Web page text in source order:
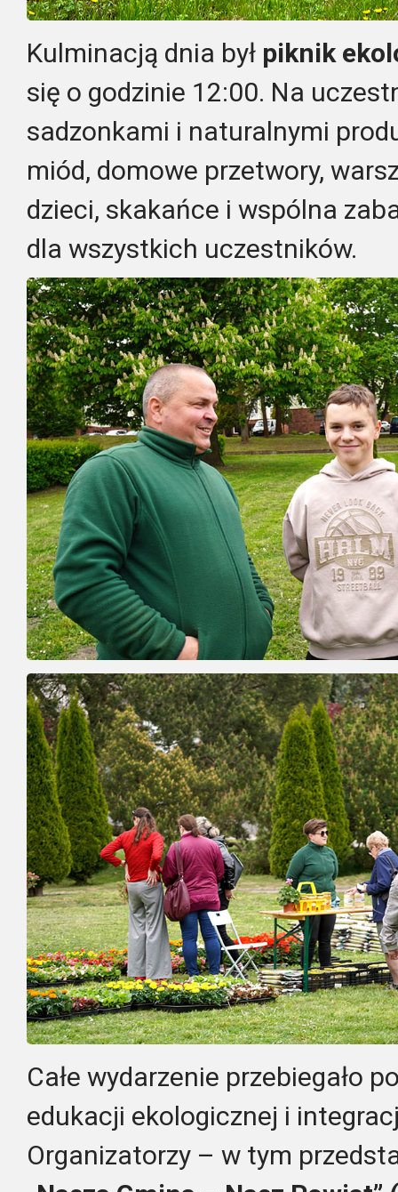
Kulminacją dnia był piknik
się o godzinie 12:00. Na
sadzonkami i naturalnymi
miód, domowe przetwory,
dzieci, skakańce i wspólna
dla wszystkich uczestników.
Całe wydarzenie przebiegało
edukacji ekologicznej i
Organizatorzy – w tym